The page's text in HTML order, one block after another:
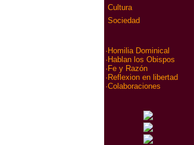
Cultura
Sociedad
· Homilia Dominical
· Hablan los Obispos
· Fe y Razón
· Reflexion en libertad
·Colaboraciones